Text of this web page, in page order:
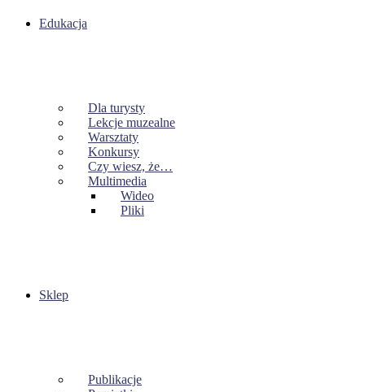
Edukacja
Dla turysty
Lekcje muzealne
Warsztaty
Konkursy
Czy wiesz, że…
Multimedia
Wideo
Pliki
Sklep
Publikacje